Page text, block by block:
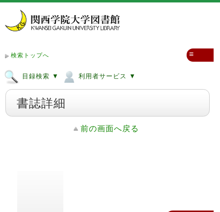
検索トップへ
目録検索 ▼ 利用者サービス ▼
≡
書誌詳細
前の画面へ戻る